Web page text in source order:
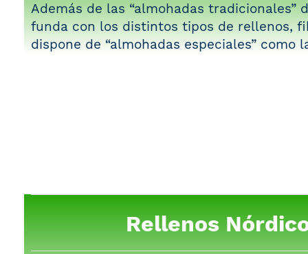
Además de las “almohadas tradicionales”
funda con los distintos tipos de rellenos,
dispone de “almohadas especiales” como
Rellenos